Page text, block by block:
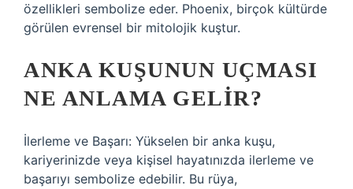
özellikleri sembolize eder. Phoenix, birçok kültürde
görülen evrensel bir mitolojik kuştur.
ANKA KUŞUNUN UÇMASI
NE ANLAMA GELIR?
İlerleme ve Başarı: Yükselen bir anka kuşu,
kariyerinizde veya kişisel hayatınızda ilerleme ve
başarıyı sembolize edebilir. Bu rüya,